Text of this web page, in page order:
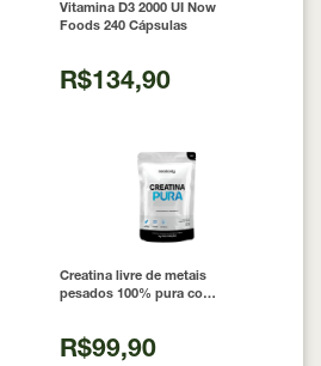
Vitamina D3 2000 UI Now
Foods 240 Cápsulas
R$134,90
Creatina livre de metais
pesados 100% pura com
R$99,90